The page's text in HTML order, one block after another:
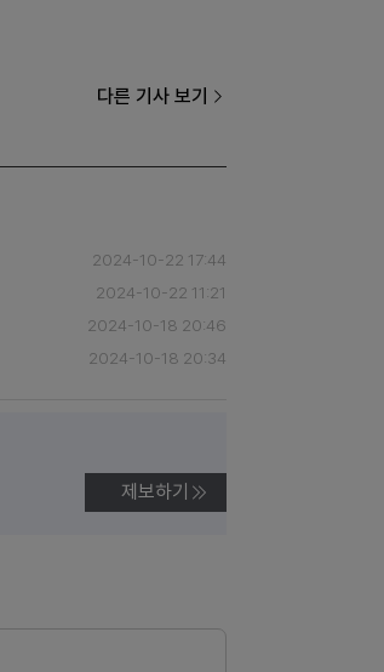
다른 기사 보기
2024-10-22 17:44
2024-10-22 11:21
2024-10-18 20:46
2024-10-18 20:34
제보하기